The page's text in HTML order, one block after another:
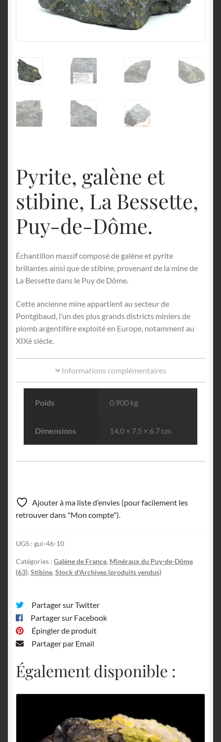
Pyrite, galène et
stibine, La Bessette,
Puy-de-Dôme.
Échantillon massif composé de galène et pyrite
brillantes ainsi que de stibine, provenant de la mine de
La Bessette dans le Puy de Dôme.
Cette ancienne mine appartient au secteur de
Pontgibaud, l’un des plus grands districts miniers de
plomb argentifère exploité en Europe, notamment au
XIXè siècle.
Informations complémentaires
Poids 0.900 kg
Dimensions 14.0 × 7.5 × 6.7 cm
Ajouter à ma liste d’envies (pour facilement les
retrouver dans "Mon compte").
UGS : gui-46-10
Catégories : Galène de France, Minéraux du Puy-de-Dôme
(63), Stibine, Stock d'Archives (produits vendus)
Partager sur Twitter
Partager sur Facebook
Épingler de produit
Partager par Email
Également disponible :